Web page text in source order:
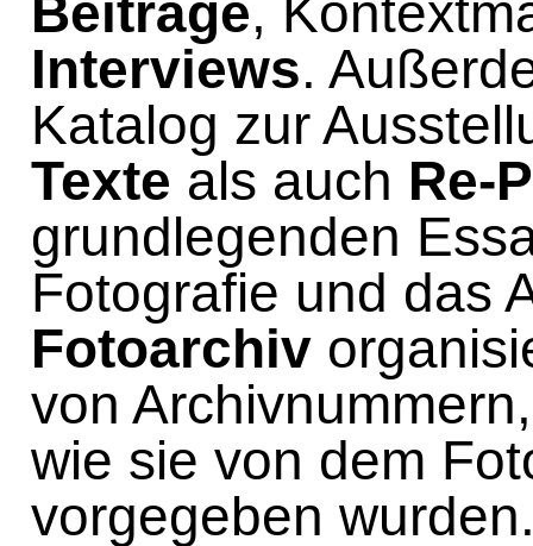
Beiträge,
Interviews.
Katalog zur
Texte als auch Re-
grundlegenden
Fotografie und das
Fotoarchiv
von
wie sie von dem
vorgegeben